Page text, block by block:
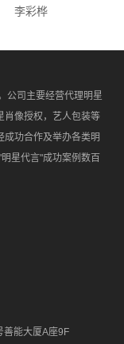
李彩桦
公司主要经营代理明星
肖像授权，艺人包装等
成功合作及举办各类明
星代言"成功案例数百
善能大厦A座9F